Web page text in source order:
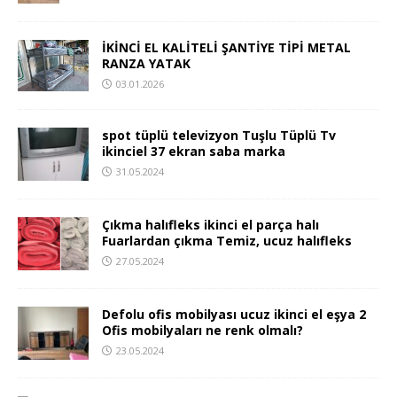
İKİNCİ EL KALİTELİ ŞANTİYE TİPİ METAL
RANZA YATAK
03.01.2026
spot tüplü televizyon Tuşlu Tüplü Tv
ikinciel 37 ekran saba marka
31.05.2024
Çıkma halıfleks ikinci el parça halı
Fuarlardan çıkma Temiz, ucuz halıfleks
27.05.2024
Defolu ofis mobilyası ucuz ikinci el eşya 2
Ofis mobilyaları ne renk olmalı?
23.05.2024